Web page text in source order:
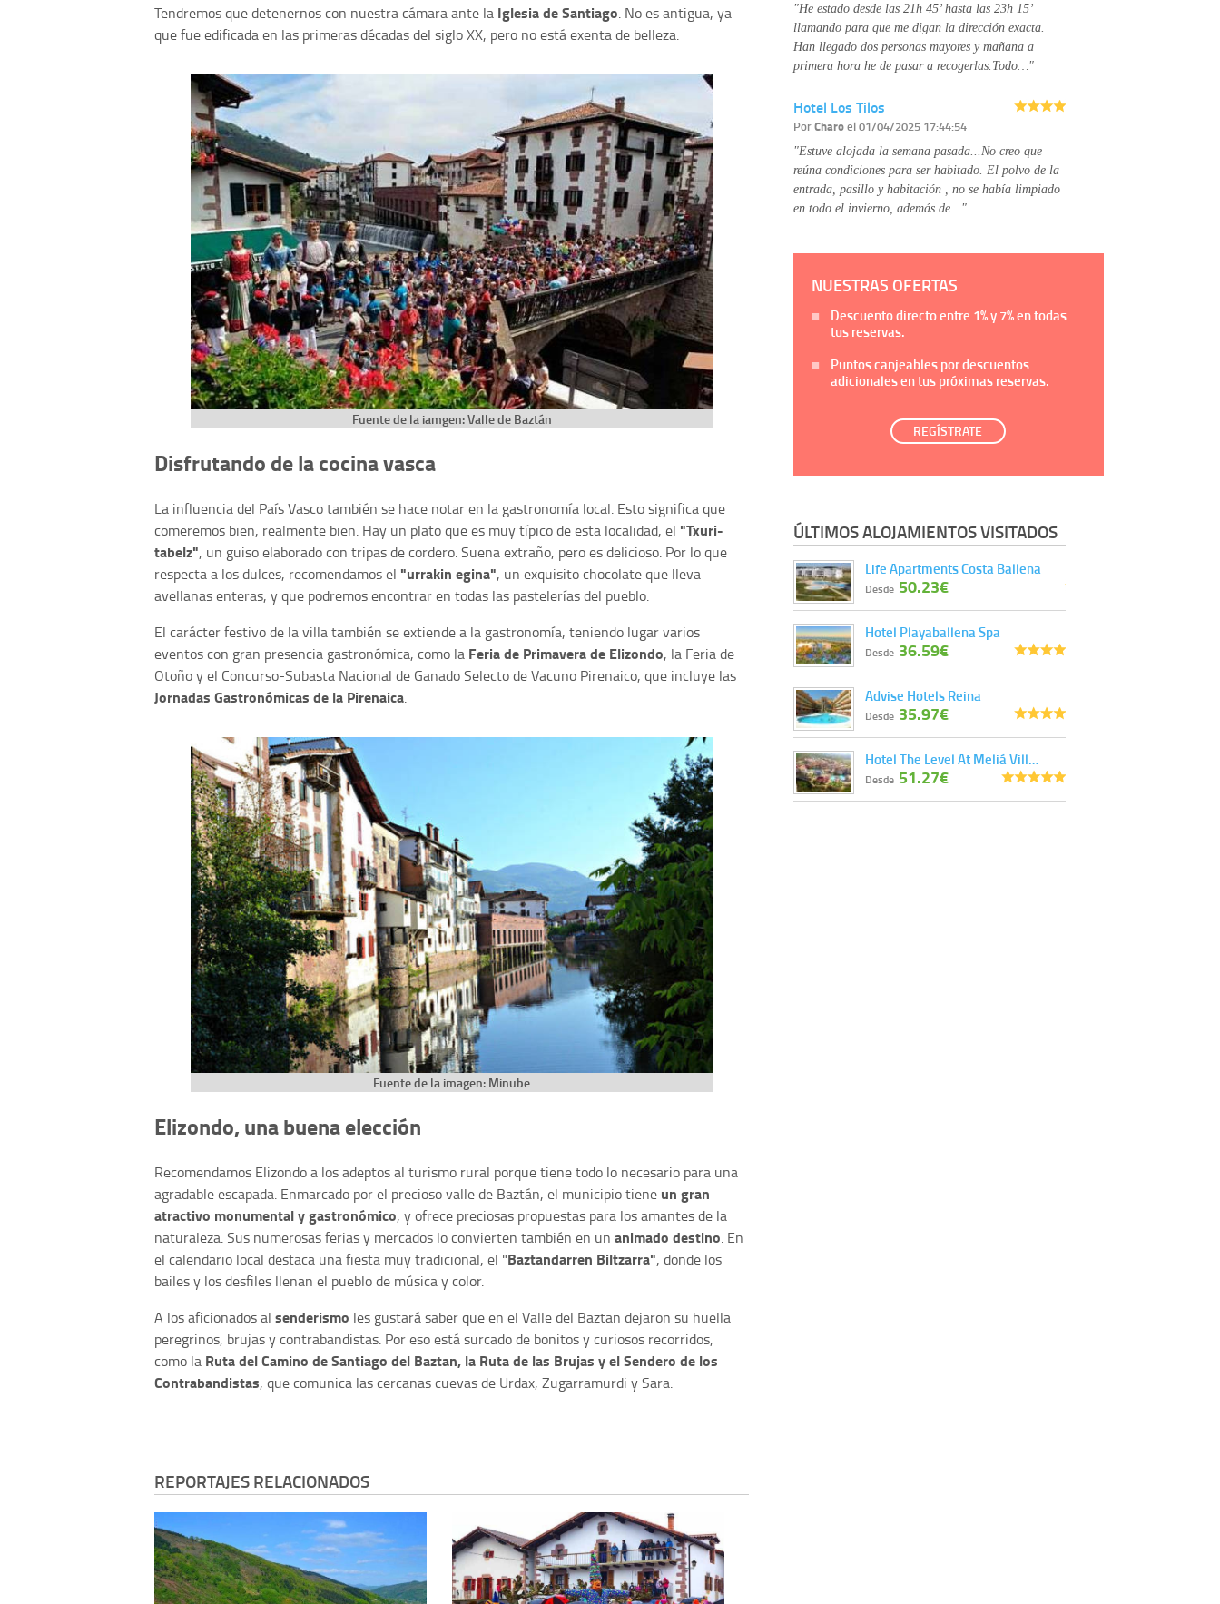
Tendremos que detenernos con nuestra cámara ante la Iglesia de Santiago. No es antigua, ya
que fue edificada en las primeras décadas del siglo XX, pero no está exenta de belleza.
Fuente de la iamgen: Valle de Baztán
Disfrutando de la cocina vasca
La influencia del País Vasco también se hace notar en la gastronomía local. Esto significa que
comeremos bien, realmente bien. Hay un plato que es muy típico de esta localidad, el "Txuri-
tabelz", un guiso elaborado con tripas de cordero. Suena extraño, pero es delicioso. Por lo que
respecta a los dulces, recomendamos el "urrakin egina", un exquisito chocolate que lleva
avellanas enteras, y que podremos encontrar en todas las pastelerías del pueblo.
El carácter festivo de la villa también se extiende a la gastronomía, teniendo lugar varios
eventos con gran presencia gastronómica, como la Feria de Primavera de Elizondo, la Feria de
Otoño y el Concurso-Subasta Nacional de Ganado Selecto de Vacuno Pirenaico, que incluye las
Jornadas Gastronómicas de la Pirenaica.
Fuente de la imagen: Minube
Elizondo, una buena elección
Recomendamos Elizondo a los adeptos al turismo rural porque tiene todo lo necesario para una
agradable escapada. Enmarcado por el precioso valle de Baztán, el municipio tiene un gran
atractivo monumental y gastronómico, y ofrece preciosas propuestas para los amantes de la
naturaleza. Sus numerosas ferias y mercados lo convierten también en un animado destino. En
el calendario local destaca una fiesta muy tradicional, el "Baztandarren Biltzarra", donde los
bailes y los desfiles llenan el pueblo de música y color.
A los aficionados al senderismo les gustará saber que en el Valle del Baztan dejaron su huella
peregrinos, brujas y contrabandistas. Por eso está surcado de bonitos y curiosos recorridos,
como la Ruta del Camino de Santiago del Baztan, la Ruta de las Brujas y el Sendero de los
Contrabandistas, que comunica las cercanas cuevas de Urdax, Zugarramurdi y Sara.
REPORTAJES RELACIONADOS
tratamos sus datos en lapolítica de privacidad
"He estado desde las 21h 45’ hasta las 23h 15’
llamando para que me digan la dirección exacta.
Han llegado dos personas mayores y mañana a
primera hora he de pasar a recogerlas.Todo…"
Hotel Los Tilos
PorCharoel 01/04/2025 17:44:54
"Estuve alojada la semana pasada...No creo que
reúna condiciones para ser habitado. El polvo de la
entrada, pasillo y habitación , no se había limpiado
en todo el invierno, además de…"
NUESTRAS OFERTAS
Descuento directo entre 1%y7%en todas
tus reservas.
Puntos canjeables por descuentos
adicionales en tus próximas reservas.
REGÍSTRATE
ÚLTIMOS ALOJAMIENTOS VISITADOS
Life Apartments Costa Ballena
Desde 50.23€
Hotel Playaballena Spa
Desde 36.59€
Advise Hotels Reina
Desde 35.97€
Hotel The Level At Meliá Vill…
Desde 51.27€